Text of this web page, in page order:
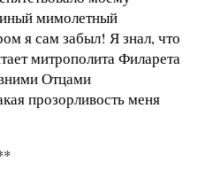
мимолетный
я сам забыл! Я знал, что
митрополита Филарета
Отцами
прозорливость меня